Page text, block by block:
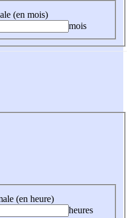
(en mois)
mois
(en heure)
heures